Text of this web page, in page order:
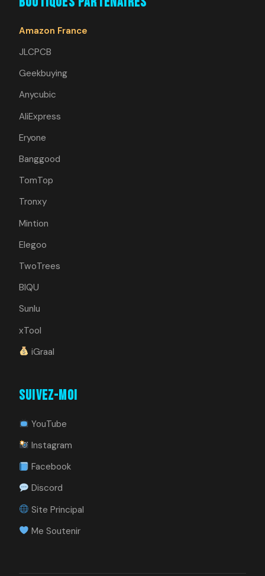
Amazon France
JLCPCB
Geekbuying
Anycubic
AliExpress
Eryone
Banggood
TomTop
Tronxy
Mintion
Elegoo
TwoTrees
BIQU
Sunlu
xTool
iGraal
Suivez-moi
YouTube
Instagram
Facebook
Discord
Site Principal
Me Soutenir